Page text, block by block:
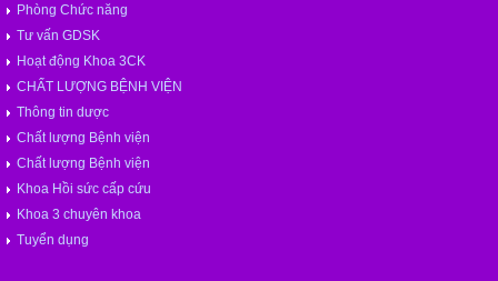
Phòng Chức năng
Tư vấn GDSK
Hoạt động Khoa 3CK
CHẤT LƯỢNG BỆNH VIỆN
Thông tin dược
Chất lượng Bệnh viện
Chất lượng Bệnh viện
Khoa Hồi sức cấp cứu
Khoa 3 chuyên khoa
Tuyển dụng